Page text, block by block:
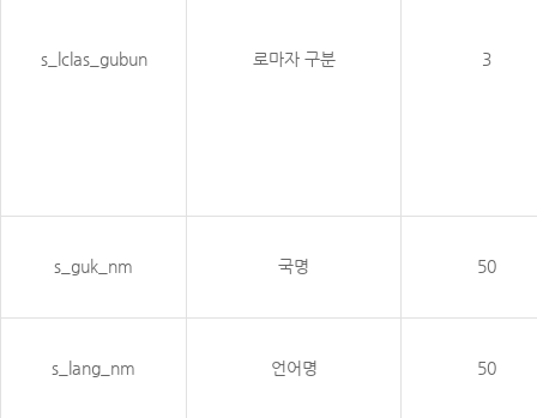
s_lclas_gubun 로마자 구분 3
s_guk_nm 국명 50
s_lang_nm 언어명 50